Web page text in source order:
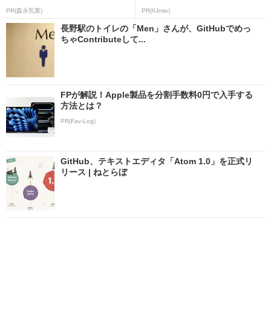
PR(森永乳業) PR(IIJmio)
長野駅のトイレの「Men」さんが、GitHubでめっ
ちゃContributeして...
FPが解説！Apple製品を分割手数料0円で入手する
方法とは？
PR(Fav-Log)
GitHub、テキストエディタ「Atom 1.0」を正式リ
リース | ねとらぼ